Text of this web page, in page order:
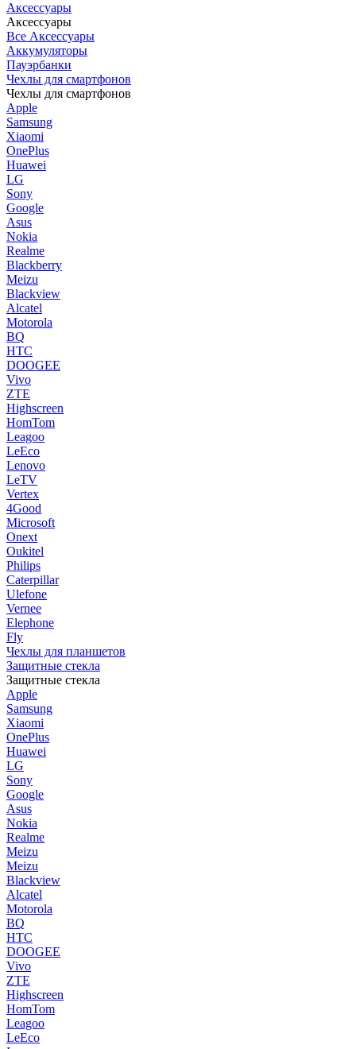
Аксессуары
Аксессуары
Все Аксессуары
Аккумуляторы
Пауэрбанки
Чехлы для смартфонов
Чехлы для смартфонов
Apple
Samsung
Xiaomi
OnePlus
Huawei
LG
Sony
Google
Asus
Nokia
Realme
Blackberry
Meizu
Blackview
Alcatel
Motorola
BQ
HTC
DOOGEE
Vivo
ZTE
Highscreen
HomTom
Leagoo
LeEco
Lenovo
LeTV
Vertex
4Good
Microsoft
Onext
Oukitel
Philips
Caterpillar
Ulefone
Vernee
Elephone
Fly
Чехлы для планшетов
Защитные стекла
Защитные стекла
Apple
Samsung
Xiaomi
OnePlus
Huawei
LG
Sony
Google
Asus
Nokia
Realme
Meizu
Meizu
Blackview
Alcatel
Motorola
BQ
HTC
DOOGEE
Vivo
ZTE
Highscreen
HomTom
Leagoo
LeEco